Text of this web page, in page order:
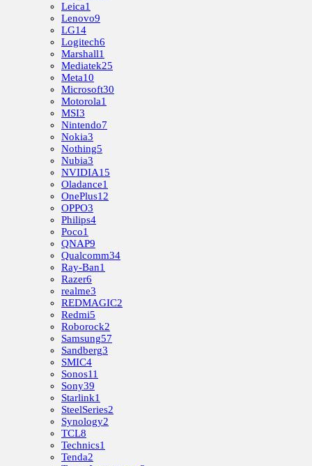
Leica1
Lenovo9
LG14
Logitech6
Marshall1
Mediatek25
Meta10
Microsoft30
Motorola1
MSI3
Nintendo7
Nokia3
Nothing5
Nubia3
NVIDIA15
Oladance1
OnePlus12
OPPO3
Philips4
Poco1
QNAP9
Qualcomm34
Ray-Ban1
Razer6
realme3
REDMAGIC2
Redmi5
Roborock2
Samsung57
Sandberg3
SMIC4
Sonos11
Sony39
Starlink1
SteelSeries2
Synology2
TCL8
Technics1
Tenda2